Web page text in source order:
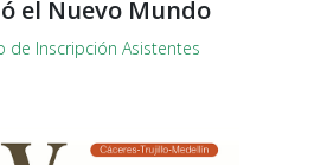
el Nuevo Mundo
de Inscripción Asistentes